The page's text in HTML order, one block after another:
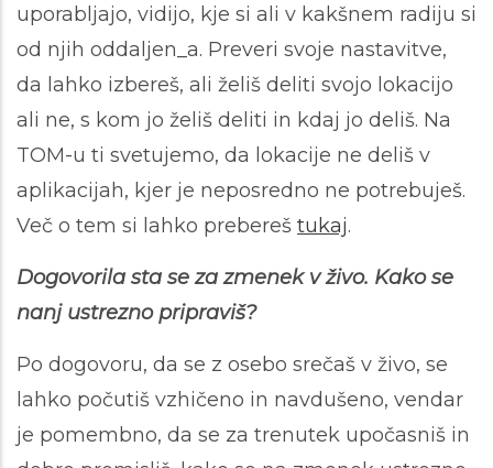
uporabljajo, vidijo, kje si ali v kakšnem radiju si
od njih oddaljen_a. Preveri svoje nastavitve,
da lahko izbereš, ali želiš deliti svojo lokacijo
ali ne, s kom jo želiš deliti in kdaj jo deliš. Na
TOM-u ti svetujemo, da lokacije ne deliš v
aplikacijah, kjer je neposredno ne potrebuješ.
Več o tem si lahko prebereš tukaj.
Dogovorila sta se za zmenek v živo. Kako se
nanj ustrezno pripraviš?
Po dogovoru, da se z osebo srečaš v živo, se
lahko počutiš vzhičeno in navdušeno, vendar
je pomembno, da se za trenutek upočasniš in